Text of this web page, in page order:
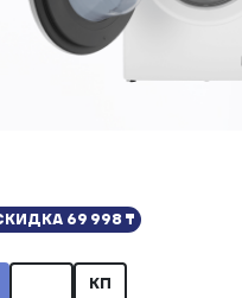
69 998 ₸
КП